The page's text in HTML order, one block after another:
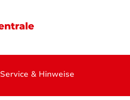
Service & Hinweise